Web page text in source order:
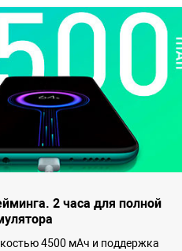
2 часа для полной
4500 мАч и поддержка